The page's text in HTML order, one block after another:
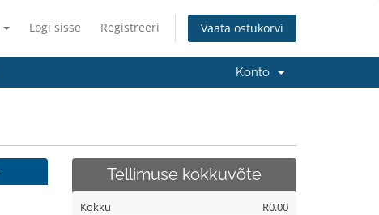
Logi sisse Registreeri Vaata ostukorvi
Konto
Tellimuse kokkuvõte
Kokku R0.00